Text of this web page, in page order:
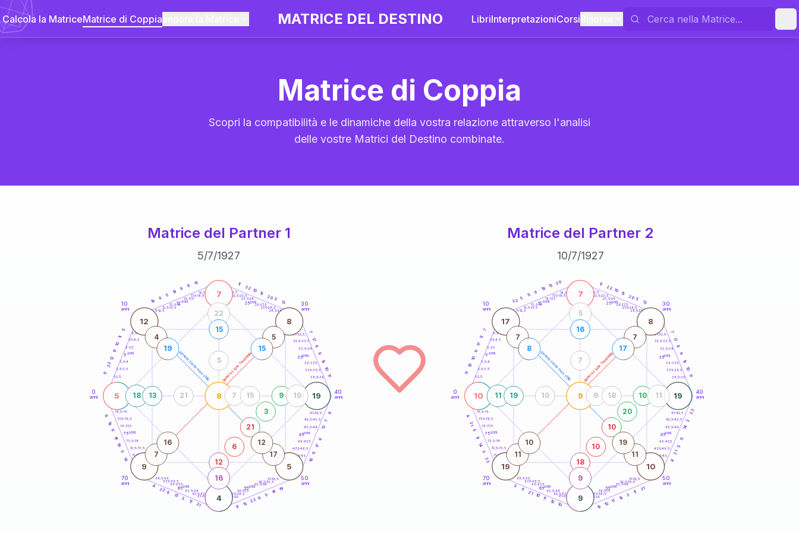
Calcola la MatriceMatrice di Coppia MATRICE DEL DESTINO LibriInterpretazioniCorsi
Matrice di Coppia
Scopri la compatibilità e le dinamiche della vostra relazione attraverso l'analisi
delle vostre Matrici del Destino combinate.
Matrice del Partner 1
5/7/1927
generazione maschile generazione femminile
0
anni
10
anni
30
anni
40
anni
50
anni
70
anni
1-2,5
2,5-3,5
3,5-4
6-7,5
7,5-8,5
8,5-9
11-12,5
12,5-13,5
13,5-14
16-17,5
17,5-18,5
18,5-19
21-22,5
22,5-23,5
23,5-24
26-27,5
27,5-28,5
28,5-29
31-32,5
32,5-33,5
33,5-34
36-37,5
37,5-38,5
38,5-39
41-42,5
42,5-43,5
43,5-44
46-47,5
47,5-48,5
48,5-49
51-52,5
52,5-53,5
53,5-54
56-57,5
57,5-58,5
58,5-59
61-62,5
62,5-63,5
63,5-64
66-67,5
67,5-68,5
68,5-69
71-72,5
72,5-73,5
73,5-74
76-77,5
77,5-78,5
78,5-79
9
22
12
17
10
11
5
16
4
5
19
9
8 15 11
22 10
15
20 5
13
7
17
8
9
19
10
11
8
7
13
6
17
11
16
19
14
5
9
22
13
17
21
17
3
13
8
22
4
14
5
19
14
6
19
6
5
7
19
4
8
12 8
9 5
12
6
21
3
9
18
22
10
16
13
15
7 15
21
5
4
19
5
15
7
16
17
12
5 anni
15 anni 25anni
35anni
45anni
55anni
65anni
75anni
Matrice del Partner 2
10/7/1927
generazione maschile generazione femminile
0
anni
10
anni
30
anni
40
anni
50
anni
70
anni
1-2,5
2,5-3,5
3,5-4
6-7,5
7,5-8,5
8,5-9
11-12,5
12,5-13,5
13,5-14
16-17,5
17,5-18,5
18,5-19
21-22,5
22,5-23,5
23,5-24
26-27,5
27,5-28,5
28,5-29
31-32,5
32,5-33,5
33,5-34
36-37,5
37,5-38,5
38,5-39
41-42,5
42,5-43,5
43,5-44
46-47,5
47,5-48,5
48,5-49
51-52,5
52,5-53,5
53,5-54
56-57,5
57,5-58,5
58,5-59
61-62,5
62,5-63,5
63,5-64
66-67,5
67,5-68,5
68,5-69
71-72,5
72,5-73,5
73,5-74
76-77,5
77,5-78,5
78,5-79
11
19
10
9
17
8
7
22 5
11
6
19 13
20 11
22 10
15
20 5
13
7
17
8
9
19
10
11
22
3
14
11
5
21
4
21
11
3
19
11
10
19
10
19
11
10
21
11
3
22
3
14
11
5
21
4
10
7
19
9
9
17 8
19 10
18
10
10
20
10
11
5
11
9
19
16
9 18
10
7
7
8
7
17
11
10
11
19
5 anni
15 anni 25anni
35anni
45anni
55anni
65anni
75anni